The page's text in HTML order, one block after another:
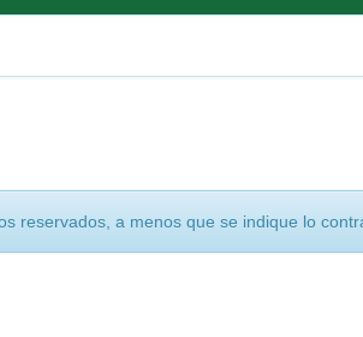
reservados, a menos que se indique lo